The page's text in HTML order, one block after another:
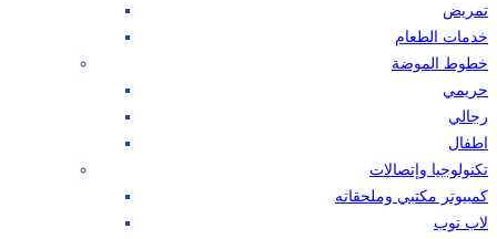
تمريض
خدمات الطعام
خطوط الموضة
حريمي
رجالي
اطفال
تكنولوجيا وإتصالات
كمبيوتر مكتبي وملحقاته
لاب توب